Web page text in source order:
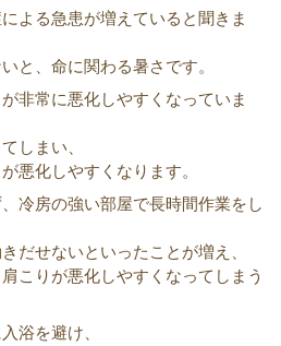
よる急患が増えていると聞きま
と、命に関わる暑さです。
非常に悪化しやすくなっていま
しまい、
悪化しやすくなります。
冷房の強い部屋で長時間作業をし
だせないといったことが増え、
こりが悪化しやすくなってしまう
浴を避け、